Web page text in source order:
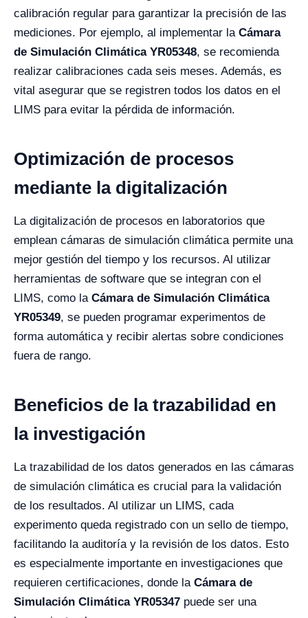
calibración regular para garantizar la precisión de las
mediciones. Por ejemplo, al implementar la Cámara
de Simulación Climática YR05348, se recomienda
realizar calibraciones cada seis meses. Además, es
vital asegurar que se registren todos los datos en el
LIMS para evitar la pérdida de información.
Optimización de procesos
mediante la digitalización
La digitalización de procesos en laboratorios que
emplean cámaras de simulación climática permite una
mejor gestión del tiempo y los recursos. Al utilizar
herramientas de software que se integran con el
LIMS, como la Cámara de Simulación Climática
YR05349, se pueden programar experimentos de
forma automática y recibir alertas sobre condiciones
fuera de rango.
Beneficios de la trazabilidad en
la investigación
La trazabilidad de los datos generados en las cámaras
de simulación climática es crucial para la validación
de los resultados. Al utilizar un LIMS, cada
experimento queda registrado con un sello de tiempo,
facilitando la auditoría y la revisión de los datos. Esto
es especialmente importante en investigaciones que
requieren certificaciones, donde la Cámara de
Simulación Climática YR05347 puede ser una